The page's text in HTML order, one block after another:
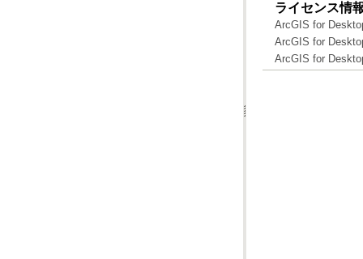
ライセンス情
ArcGIS for
ArcGIS for
ArcGIS for